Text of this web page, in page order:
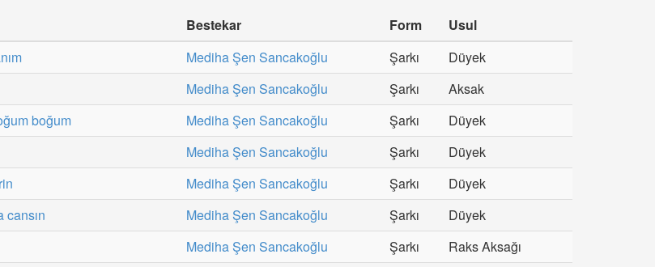
Bestekar Form
Usul
Mediha Şen Sancakoğlu Şarkı
Düyek
Mediha Şen Sancakoğlu Şarkı
Aksak
boğum Mediha Şen Sancakoğlu Şarkı
Düyek
Mediha Şen Sancakoğlu Şarkı
Düyek
Mediha Şen Sancakoğlu Şarkı
Düyek
cansın Mediha Şen Sancakoğlu Şarkı
Düyek
Mediha Şen Sancakoğlu Şarkı
Raks Aksağı